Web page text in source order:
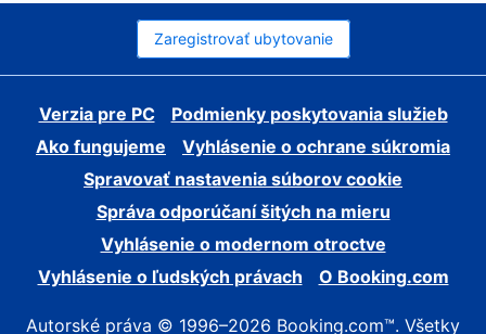
Zaregistrovať ubytovanie
Verzia pre PC
Podmienky poskytovania služieb
Ako fungujeme
Vyhlásenie o ochrane súkromia
Spravovať nastavenia súborov cookie
Správa odporúčaní šitých na mieru
Vyhlásenie o modernom otroctve
Vyhlásenie o ľudských právach
O Booking.com
Autorské práva © 1996–2026 Booking.com™. Všetky